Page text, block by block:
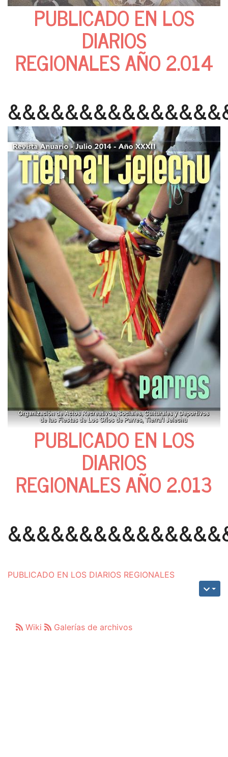
PUBLICADO EN LOS
DIARIOS
REGIONALES AÑO 2.014
PUBLICADO EN LOS
DIARIOS
REGIONALES AÑO 2.013
PUBLICADO EN LOS DIARIOS REGIONALES
Wiki Galerías de archivos